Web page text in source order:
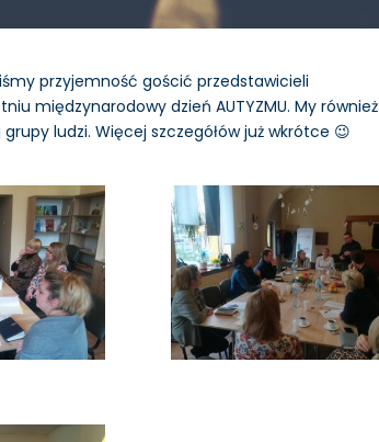
przyjemność gościć przedstawicieli
międzynarodowy dzień AUTYZMU. My również
ludzi. Więcej szczegółów już wkrótce 😉